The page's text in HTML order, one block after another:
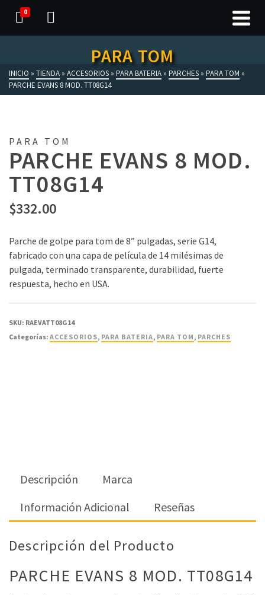
0
PARA TOM
INICIO » TIENDA » ACCESORIOS » PARA BATERIA » PARCHES » PARA TOM »
PARCHE EVANS 8 MOD. TT08G14
PARA TOM
PARCHE EVANS 8 MOD.
TT08G14
$332.00
Parche de golpe para tom de 8” pulgadas, serie G14,
fabricado con una capa de película de 14 milésimas de
pulgada, terminado transparente, durabilidad, fuerte
respuesta, hecho en USA.
SKU: RAEVATT08G14
Categorías: ACCESORIOS, PARA BATERIA, PARA TOM, PARCHES
Descripción
Marca
Información Adicional
Reseñas
Descripción del Producto
PARCHE EVANS 8 MOD. TT08G14